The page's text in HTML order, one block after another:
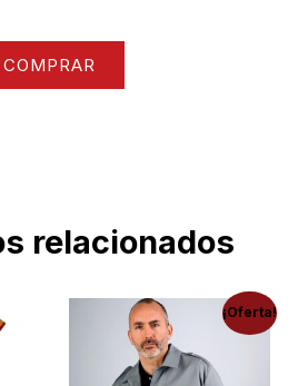
COMPRAR
relacionados
¡Oferta!